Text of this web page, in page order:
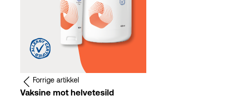
I anledning Verdens psoriasisdag
Mestringsskole i Bergen
På besøk i Drammen
Sensommeraften
Organisasjonsskolen
Fordelene med samarbeid
Kryssord og sudoku
Kryssord og sudoku
Forrige artikkel
Vaksine mot helvetesild